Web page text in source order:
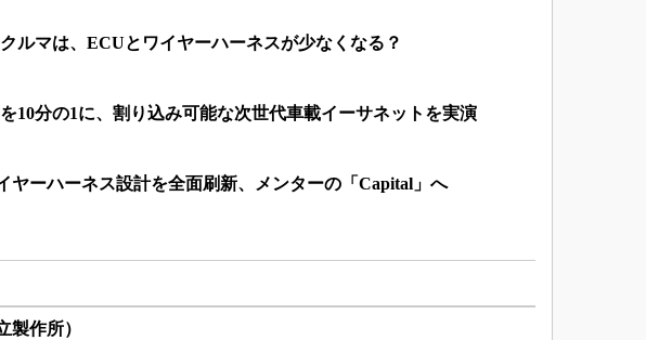
ルマは、ECUとワイヤーハーネスが少なくなる？
10分の1に、割り込み可能な次世代車載イーサネットを実演
ヤーハーネス設計を全面刷新、メンターの「Capital」へ
製作所）